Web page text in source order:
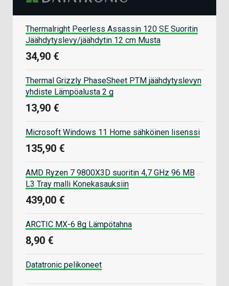
Thermalright Peerless Assassin 120 SE Suoritin
Jäähdytyslevy/jäähdytin 12 cm Musta
34,90 €
Thermal Grizzly PhaseSheet PTM jäähdytyslevyn
yhdiste Lämpöalusta 2 g
13,90 €
Microsoft Windows 11 Home sähköinen lisenssi
135,90 €
AMD Ryzen 7 9800X3D suoritin 4,7 GHz 96 MB
L3 Tray malli Konekasauksiin
439,00 €
ARCTIC MX-6 8g Lämpötahna
8,90 €
Datatronic pelikoneet